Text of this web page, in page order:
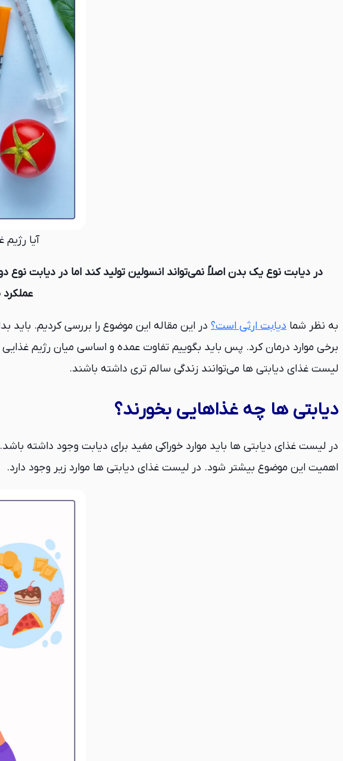
آیا رژیم
در دیابت نوع یک بدن اصلاً نمی‌تواند انسولین تولید کند اما در دیابت نوع
به نظر شما دیابت ارثی است؟ در این مقاله این موضوع را بررسی کردیم. باید
برخی موارد درمان کرد. پس باید بگوییم تفاوت عمده و اساسی میان رژیم غذایی
لیست غذای دیابتی ها می‌توانند زندگی سالم تری داشته باشند.
دیابتی ها چه غذاهایی بخورند؟
در لیست غذای دیابتی ها باید موارد خوراکی مفید برای دیابت وجود داشته باشد.
اهمیت این موضوع بیشتر شود. در لیست غذای دیابتی ها موارد زیر وجود دارد.